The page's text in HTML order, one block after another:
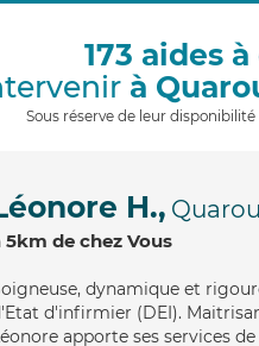
173 aides
à
Sous réserve de leur
H.,
5km de chez Vous
, dynamique et
d'infirmier (DEI).
apporte ses services